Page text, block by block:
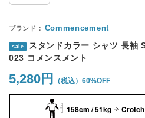
Commencement
sale
スタンドカラー シャツ 長
023 コメンスメント
5,280円 60%OFF
158cm / 51kg